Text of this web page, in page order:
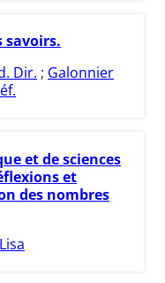
savoirs.
Dir. ; Galonnier
et de sciences
et
des nombres